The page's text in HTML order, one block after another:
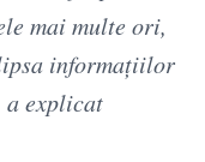
mai multe ori,
informațiilor
a explicat